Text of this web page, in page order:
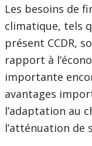
Les besoins de
climatique, tels
présent CCDR,
rapport à
importante
avantages
l’adaptation au
l’atténuation de